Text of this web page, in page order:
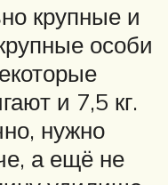
крупные и
особи
и 7,5 кг.
нужно
а ещё не